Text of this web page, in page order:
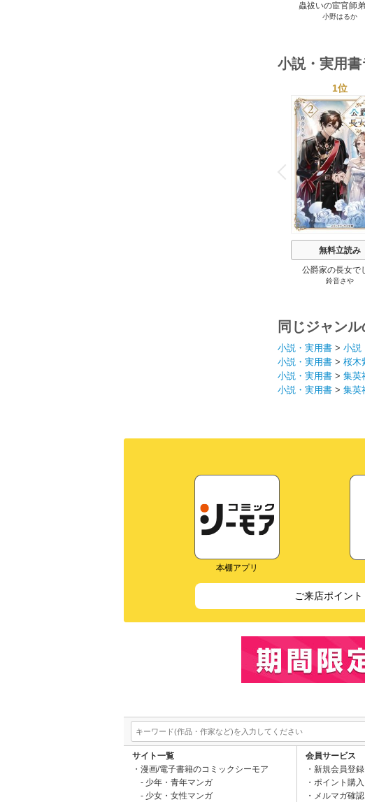
蟲祓いの宦官師
小野はるか
小説・実用
P
r
e
v
i
o
u
s
1位
無料立読み
公爵家の長女で
鈴音さや
同じジャン
小説・実用書 > 小説
小説・実用書 > 桜木
小説・実用書 > 集英
小説・実用書 > 集英
本棚アプリ
ご来店ポイント
サイト一覧
漫画/電子書籍のコミックシーモア
少年・青年マンガ
少女・女性マンガ
会員サービス
新規会員登録
ポイント購入
メルマガ確